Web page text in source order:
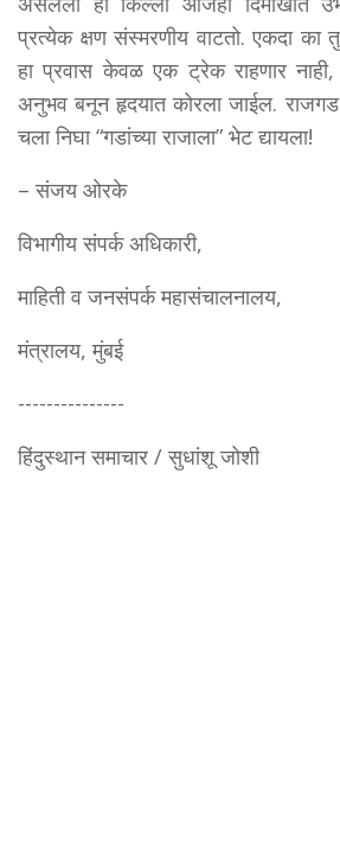
प्रत्येक क्षण संस्मरणीय वाटतो. एकदा का
हा प्रवास केवळ एक ट्रेक राहणार
अनुभव बनून हृदयात कोरला जाईल.
चला निघा “गडांच्या राजाला” भेट द्यायला!
– संजय ओरके
विभागीय संपर्क अधिकारी,
माहिती व जनसंपर्क महासंचालनालय,
मंत्रालय, मुंबई
---------------
हिंदुस्थान समाचार / सुधांशू जोशी